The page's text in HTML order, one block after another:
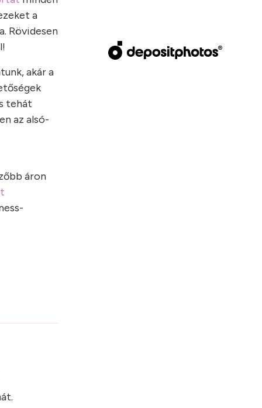
a
Rövidesen
akár a
tehát
az alsó-
áron